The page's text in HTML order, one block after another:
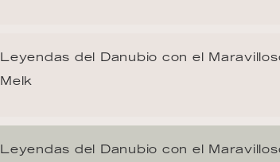
Leyendas del Danubio con el
Melk
Leyendas del Danubio con el